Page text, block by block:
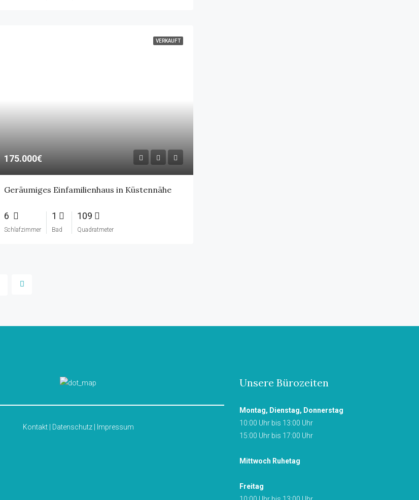
VERKAUFT
175.000€
Geräumiges Einfamilienhaus in Küstennähe
6
Schlafzimmer
1
Bad
109
Quadratmeter
Kontakt| Datenschutz| Impressum
Unsere Bürozeiten
Montag, Dienstag, Donnerstag
10:00 Uhr bis 13:00 Uhr
15:00 Uhr bis 17:00 Uhr
Mittwoch Ruhetag
Freitag